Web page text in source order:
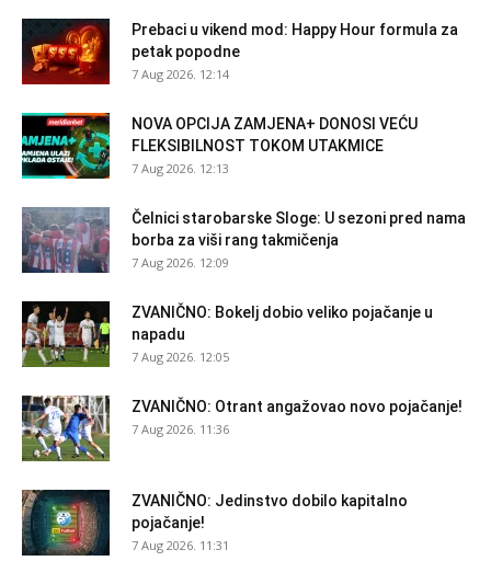
Prebaci u vikend mod: Happy Hour formula za
petak popodne
7 Aug 2026. 12:14
NOVA OPCIJA ZAMJENA+ DONOSI VEĆU
FLEKSIBILNOST TOKOM UTAKMICE
7 Aug 2026. 12:13
Čelnici starobarske Sloge: U sezoni pred nama
borba za viši rang takmičenja
7 Aug 2026. 12:09
ZVANIČNO: Bokelj dobio veliko pojačanje u
napadu
7 Aug 2026. 12:05
ZVANIČNO: Otrant angažovao novo pojačanje!
7 Aug 2026. 11:36
ZVANIČNO: Jedinstvo dobilo kapitalno
pojačanje!
7 Aug 2026. 11:31